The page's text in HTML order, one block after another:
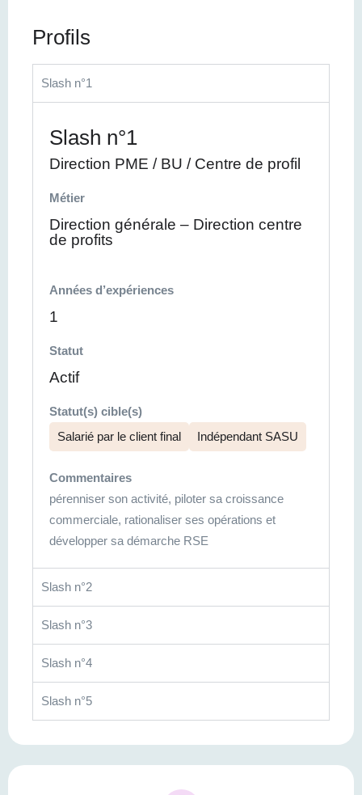
Profils
Slash n°1
Slash n°1
Direction PME / BU / Centre de profil
Métier
Direction générale – Direction centre
de profits
Années d’expériences
1
Statut
Actif
Statut(s) cible(s)
Salarié par le client final
Indépendant SASU
Commentaires
pérenniser son activité, piloter sa croissance
commerciale, rationaliser ses opérations et
développer sa démarche RSE
Slash n°2
Slash n°3
Slash n°4
Slash n°5